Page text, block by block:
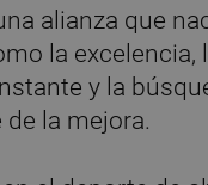
alianza que
la excelencia,
y la
la mejora.